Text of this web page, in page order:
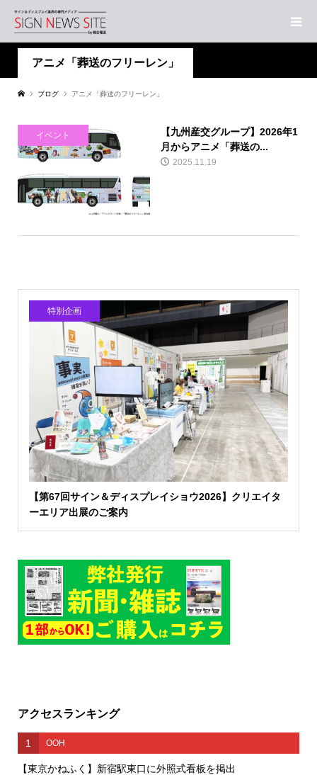
アニメ「葬送のフリーレン」
ブログ アニメ「葬送のフリーレン」
イベント
【九州産交グループ】2026年1
月からアニメ「葬送の...
2025.11.19
特別企画
【第67回サイン＆ディスプレイショウ2026】クリエイタ
ーエリア出展のご案内
アクセスランキング
1 OOH
【東京かねふく】新宿駅東口に外照式看板を掲出